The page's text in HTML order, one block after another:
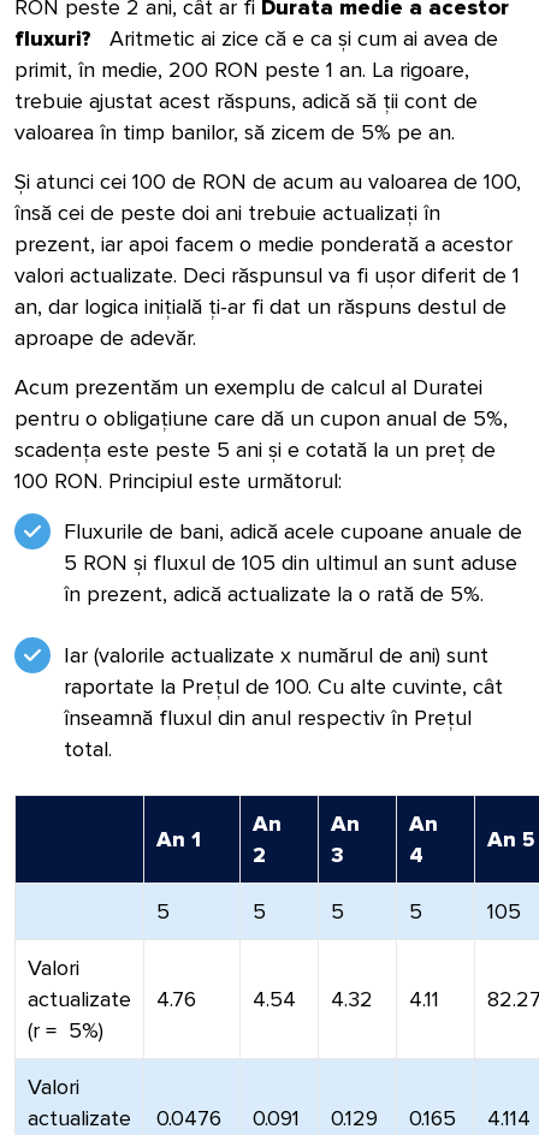
RON peste 2 ani, cât ar fi Durata medie a acestor
fluxuri? Aritmetic ai zice că e ca și cum ai avea de
primit, în medie, 200 RON peste 1 an. La rigoare,
trebuie ajustat acest răspuns, adică să ții cont de
valoarea în timp banilor, să zicem de 5% pe an.
Și atunci cei 100 de RON de acum au valoarea de 100,
însă cei de peste doi ani trebuie actualizați în
prezent, iar apoi facem o medie ponderată a acestor
valori actualizate. Deci răspunsul va fi ușor diferit de 1
an, dar logica inițială ți-ar fi dat un răspuns destul de
aproape de adevăr.
Acum prezentăm un exemplu de calcul al Duratei
pentru o obligațiune care dă un cupon anual de 5%,
scadența este peste 5 ani și e cotată la un preț de
100 RON. Principiul este următorul:
Fluxurile de bani, adică acele cupoane anuale de
5 RON și fluxul de 105 din ultimul an sunt aduse
în prezent, adică actualizate la o rată de 5%.
Iar (valorile actualizate x numărul de ani) sunt
raportate la Prețul de 100. Cu alte cuvinte, cât
înseamnă fluxul din anul respectiv în Prețul
total.
An 1
An
2
An
3
An
4
An 5
5 5 5 5 105
Valori
actualizate
(r = 5%)
4.76 4.54 4.32 4.11
Valori
actualizate
0.0476 0.091 0.129 0.165 4.114